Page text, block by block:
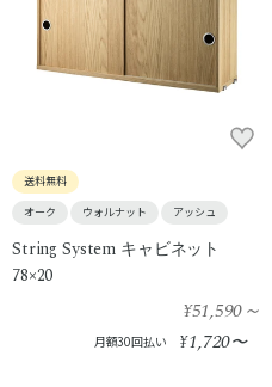
送料無料
オーク
ウォルナット アッシュ
String System キャビネット
78×20
¥51,590～
月額30回払い ¥1,720〜